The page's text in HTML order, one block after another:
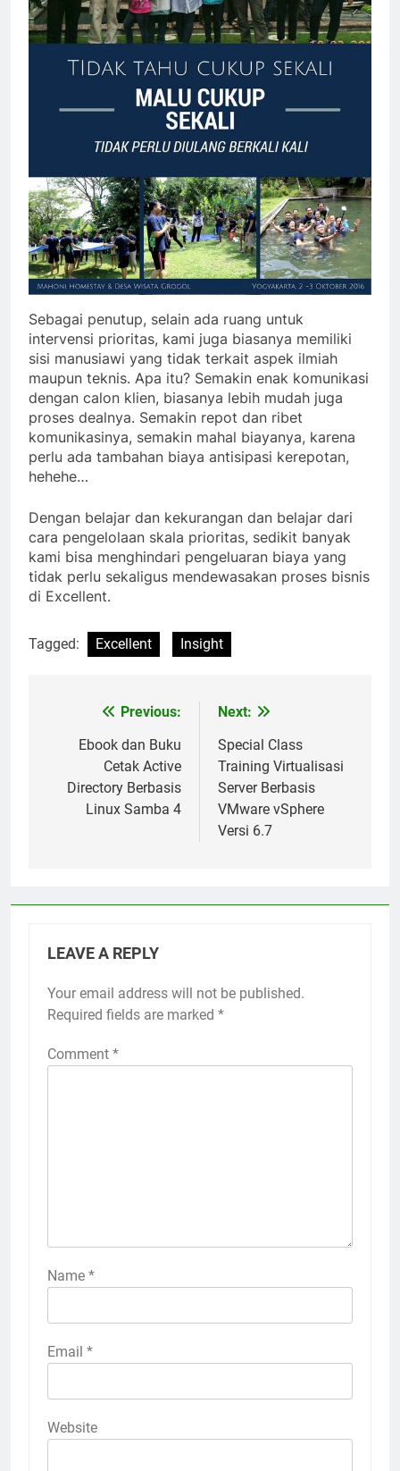
Sebagai penutup, selain ada ruang untuk
intervensi prioritas, kami juga biasanya memiliki
sisi manusiawi yang tidak terkait aspek ilmiah
maupun teknis. Apa itu? Semakin enak komunikasi
dengan calon klien, biasanya lebih mudah juga
proses dealnya. Semakin repot dan ribet
komunikasinya, semakin mahal biayanya, karena
perlu ada tambahan biaya antisipasi kerepotan,
hehehe…
Dengan belajar dan kekurangan dan belajar dari
cara pengelolaan skala prioritas, sedikit banyak
kami bisa menghindari pengeluaran biaya yang
tidak perlu sekaligus mendewasakan proses bisnis
di Excellent.
Tagged: Excellent Insight
navigation
Previous:
Ebook dan Buku
Cetak Active
Directory Berbasis
Linux Samba 4
Next:
Special Class
Training Virtualisasi
Server Berbasis
VMware vSphere
Versi 6.7
LEAVE A REPLY
Your email address will not be published.
Required fields are marked *
Comment *
Name *
Email *
Website